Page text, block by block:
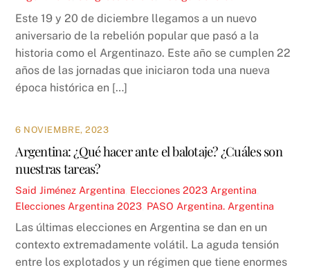
Este 19 y 20 de diciembre llegamos a un nuevo
aniversario de la rebelión popular que pasó a la
historia como el Argentinazo. Este año se cumplen 22
años de las jornadas que iniciaron toda una nueva
época histórica en […]
6 NOVIEMBRE, 2023
Argentina: ¿Qué hacer ante el balotaje? ¿Cuáles son
nuestras tareas?
Said Jiménez Argentina Elecciones 2023 Argentina
Elecciones Argentina 2023 PASO Argentina. Argentina
Las últimas elecciones en Argentina se dan en un
contexto extremadamente volátil. La aguda tensión
entre los explotados y un régimen que tiene enormes